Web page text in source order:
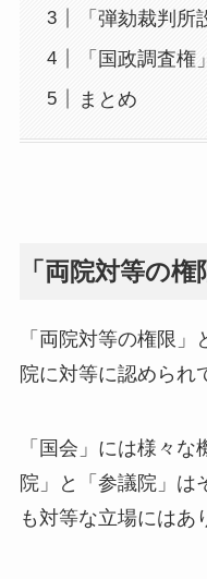
「弾劾裁判所
「国政調査権
まとめ
「両院対等の
「両院対等の権限
院に対等に認められ
「国会」には様々
院」と「参議院」は
も対等な立場にはあ